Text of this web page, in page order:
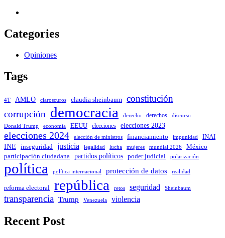
Categories
Opiniones
Tags
4T AMLO claroscuros claudia sheinbaum
constitución
corrupción democracia derecho derechos
discurso
Donald Trump
economía EEUU elecciones elecciones 2023
elecciones 2024 elección de ministros financiamiento impunidad INAI
INE inseguridad justicia legalidad lucha mujeres mundial 2026 México
participación ciudadana partidos políticos poder judicial polarización
política política internacional protección de datos realidad
reforma electoral república retos seguridad Sheinbaum
transparencia Trump Venezuela violencia
Recent Post